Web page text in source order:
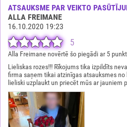
ATSAUKSME PAR VEIKTO
ALLA FREIMANE
16.10.2020 19:23
5
Alla Freimane novērtē šo piegādi ar 5
Lieliskas rozes!!! Rīkojums tika izpildīts
firma saņem tikai atzinīgas atsauksmes
lieliski uzplaukt un priecēt mūs ar jauniem